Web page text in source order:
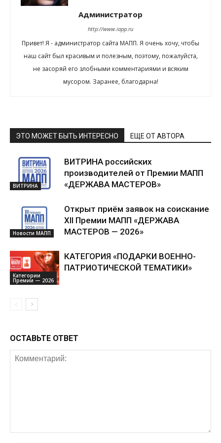
Администратор
http://www.iapp.ru
Привет! Я - администратор сайта МАПП. Я очень хочу, чтобы
наш сайт был красивым и полезным, поэтому, пожалуйста,
не засоряй его злобными комментариями и всяким
мусором. Заранее, благодарна!
ЭТО МОЖЕТ БЫТЬ ИНТЕРЕСНО ЕЩЕ ОТ АВТОРА
ВИТРИНА
ВИТРИНА российских
производителей от Премии МАПП
«ДЕРЖАВА МАСТЕРОВ»
Новости МАПП
Открыт приём заявок на соискание
XII Премии МАПП «ДЕРЖАВА
МАСТЕРОВ — 2026»
Категории
Премии — 2026
КАТЕГОРИЯ «ПОДАРКИ ВОЕННО-
ПАТРИОТИЧЕСКОЙ ТЕМАТИКИ»
ОСТАВЬТЕ ОТВЕТ